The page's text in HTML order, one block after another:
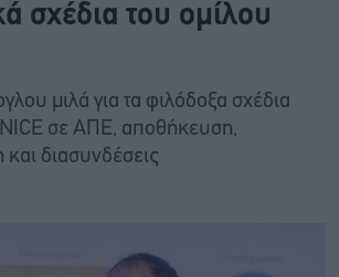
σχέδια του ομίλου
μιλά για τα φιλόδοξα σχέδια
σε ΑΠΕ, αποθήκευση,
και διασυνδέσεις